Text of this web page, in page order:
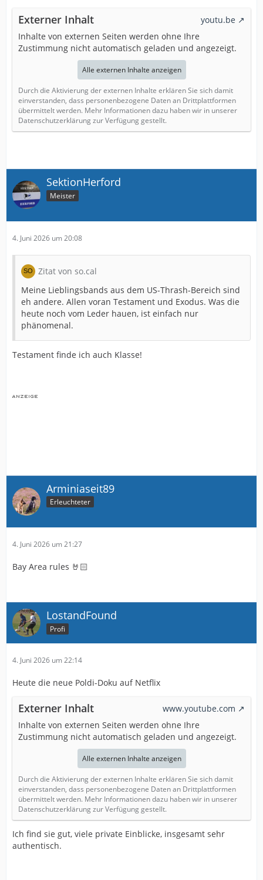
Externer Inhalt
youtu.be
Inhalte von externen Seiten werden ohne Ihre
Zustimmung nicht automatisch geladen und angezeigt.
Alle externen Inhalte anzeigen
Durch die Aktivierung der externen Inhalte erklären Sie sich damit
einverstanden, dass personenbezogene Daten an Drittplattformen
übermittelt werden. Mehr Informationen dazu haben wir in unserer
Datenschutzerklärung zur Verfügung gestellt.
SektionHerford
Meister
4. Juni 2026 um 20:08
Zitat von so.cal
Meine Lieblingsbands aus dem US-Thrash-Bereich sind
eh andere. Allen voran Testament und Exodus. Was die
heute noch vom Leder hauen, ist einfach nur
phänomenal.
Testament finde ich auch Klasse!
Arminiaseit89
Erleuchteter
4. Juni 2026 um 21:27
Bay Area rules 🤘🏻
LostandFound
Profi
4. Juni 2026 um 22:14
Heute die neue Poldi-Doku auf Netflix
Externer Inhalt
www.youtube.com
Inhalte von externen Seiten werden ohne Ihre
Zustimmung nicht automatisch geladen und angezeigt.
Alle externen Inhalte anzeigen
Durch die Aktivierung der externen Inhalte erklären Sie sich damit
einverstanden, dass personenbezogene Daten an Drittplattformen
übermittelt werden. Mehr Informationen dazu haben wir in unserer
Datenschutzerklärung zur Verfügung gestellt.
Ich find sie gut, viele private Einblicke, insgesamt sehr
authentisch.